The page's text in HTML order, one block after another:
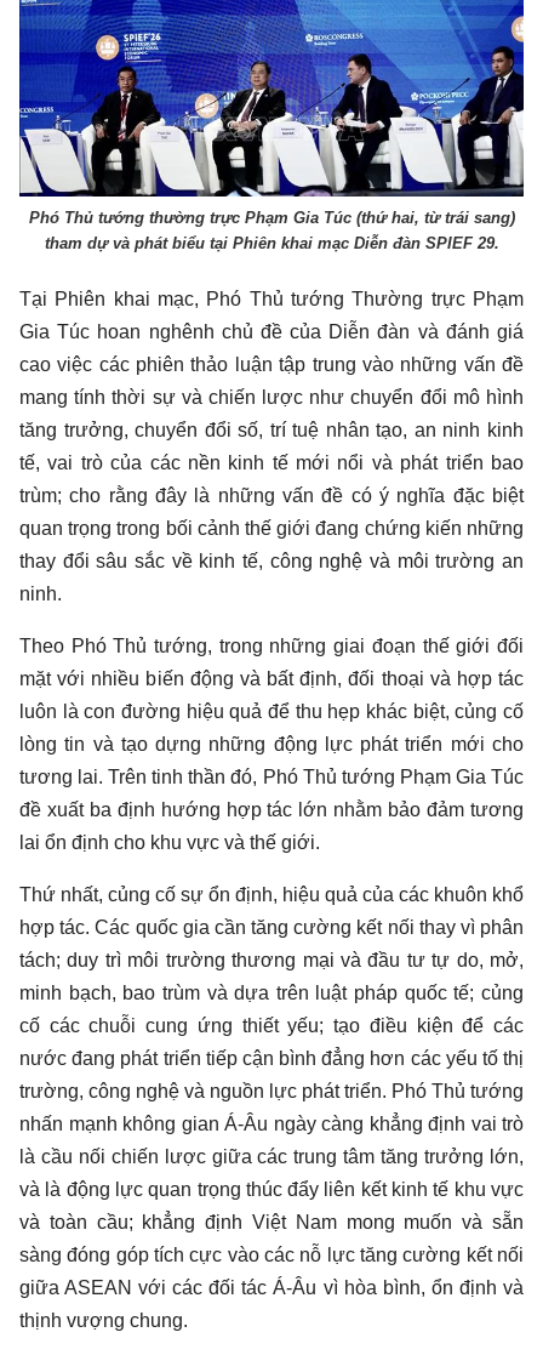
Phó Thủ tướng thường trực Phạm Gia Túc (thứ hai, từ trái sang)
tham dự và phát biểu tại Phiên khai mạc Diễn đàn SPIEF 29.
Tại Phiên khai mạc, Phó Thủ tướng Thường trực Phạm
Gia Túc hoan nghênh chủ đề của Diễn đàn và đánh giá
cao việc các phiên thảo luận tập trung vào những vấn đề
mang tính thời sự và chiến lược như chuyển đổi mô hình
tăng trưởng, chuyển đổi số, trí tuệ nhân tạo, an ninh kinh
tế, vai trò của các nền kinh tế mới nổi và phát triển bao
trùm; cho rằng đây là những vấn đề có ý nghĩa đặc biệt
quan trọng trong bối cảnh thế giới đang chứng kiến những
thay đổi sâu sắc về kinh tế, công nghệ và môi trường an
ninh.
Theo Phó Thủ tướng, trong những giai đoạn thế giới đối
mặt với nhiều biến động và bất định, đối thoại và hợp tác
luôn là con đường hiệu quả để thu hẹp khác biệt, củng cố
lòng tin và tạo dựng những động lực phát triển mới cho
tương lai. Trên tinh thần đó, Phó Thủ tướng Phạm Gia Túc
đề xuất ba định hướng hợp tác lớn nhằm bảo đảm tương
lai ổn định cho khu vực và thế giới.
Thứ nhất, củng cố sự ổn định, hiệu quả của các khuôn khổ
hợp tác. Các quốc gia cần tăng cường kết nối thay vì phân
tách; duy trì môi trường thương mại và đầu tư tự do, mở,
minh bạch, bao trùm và dựa trên luật pháp quốc tế; củng
cố các chuỗi cung ứng thiết yếu; tạo điều kiện để các
nước đang phát triển tiếp cận bình đẳng hơn các yếu tố thị
trường, công nghệ và nguồn lực phát triển. Phó Thủ tướng
nhấn mạnh không gian Á-Âu ngày càng khẳng định vai trò
là cầu nối chiến lược giữa các trung tâm tăng trưởng lớn,
và là động lực quan trọng thúc đẩy liên kết kinh tế khu vực
và toàn cầu; khẳng định Việt Nam mong muốn và sẵn
sàng đóng góp tích cực vào các nỗ lực tăng cường kết nối
giữa ASEAN với các đối tác Á-Âu vì hòa bình, ổn định và
thịnh vượng chung.